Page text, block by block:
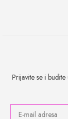
Prijavite se i